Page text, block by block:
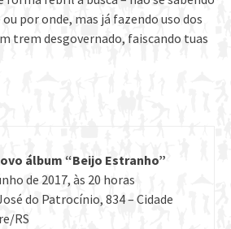
por onde, mas já fazendo uso dos
trem desgovernado, faiscando tuas
álbum “Beijo Estranho”
de 2017, às 20 horas
do Patrocínio, 834 – Cidade
RS